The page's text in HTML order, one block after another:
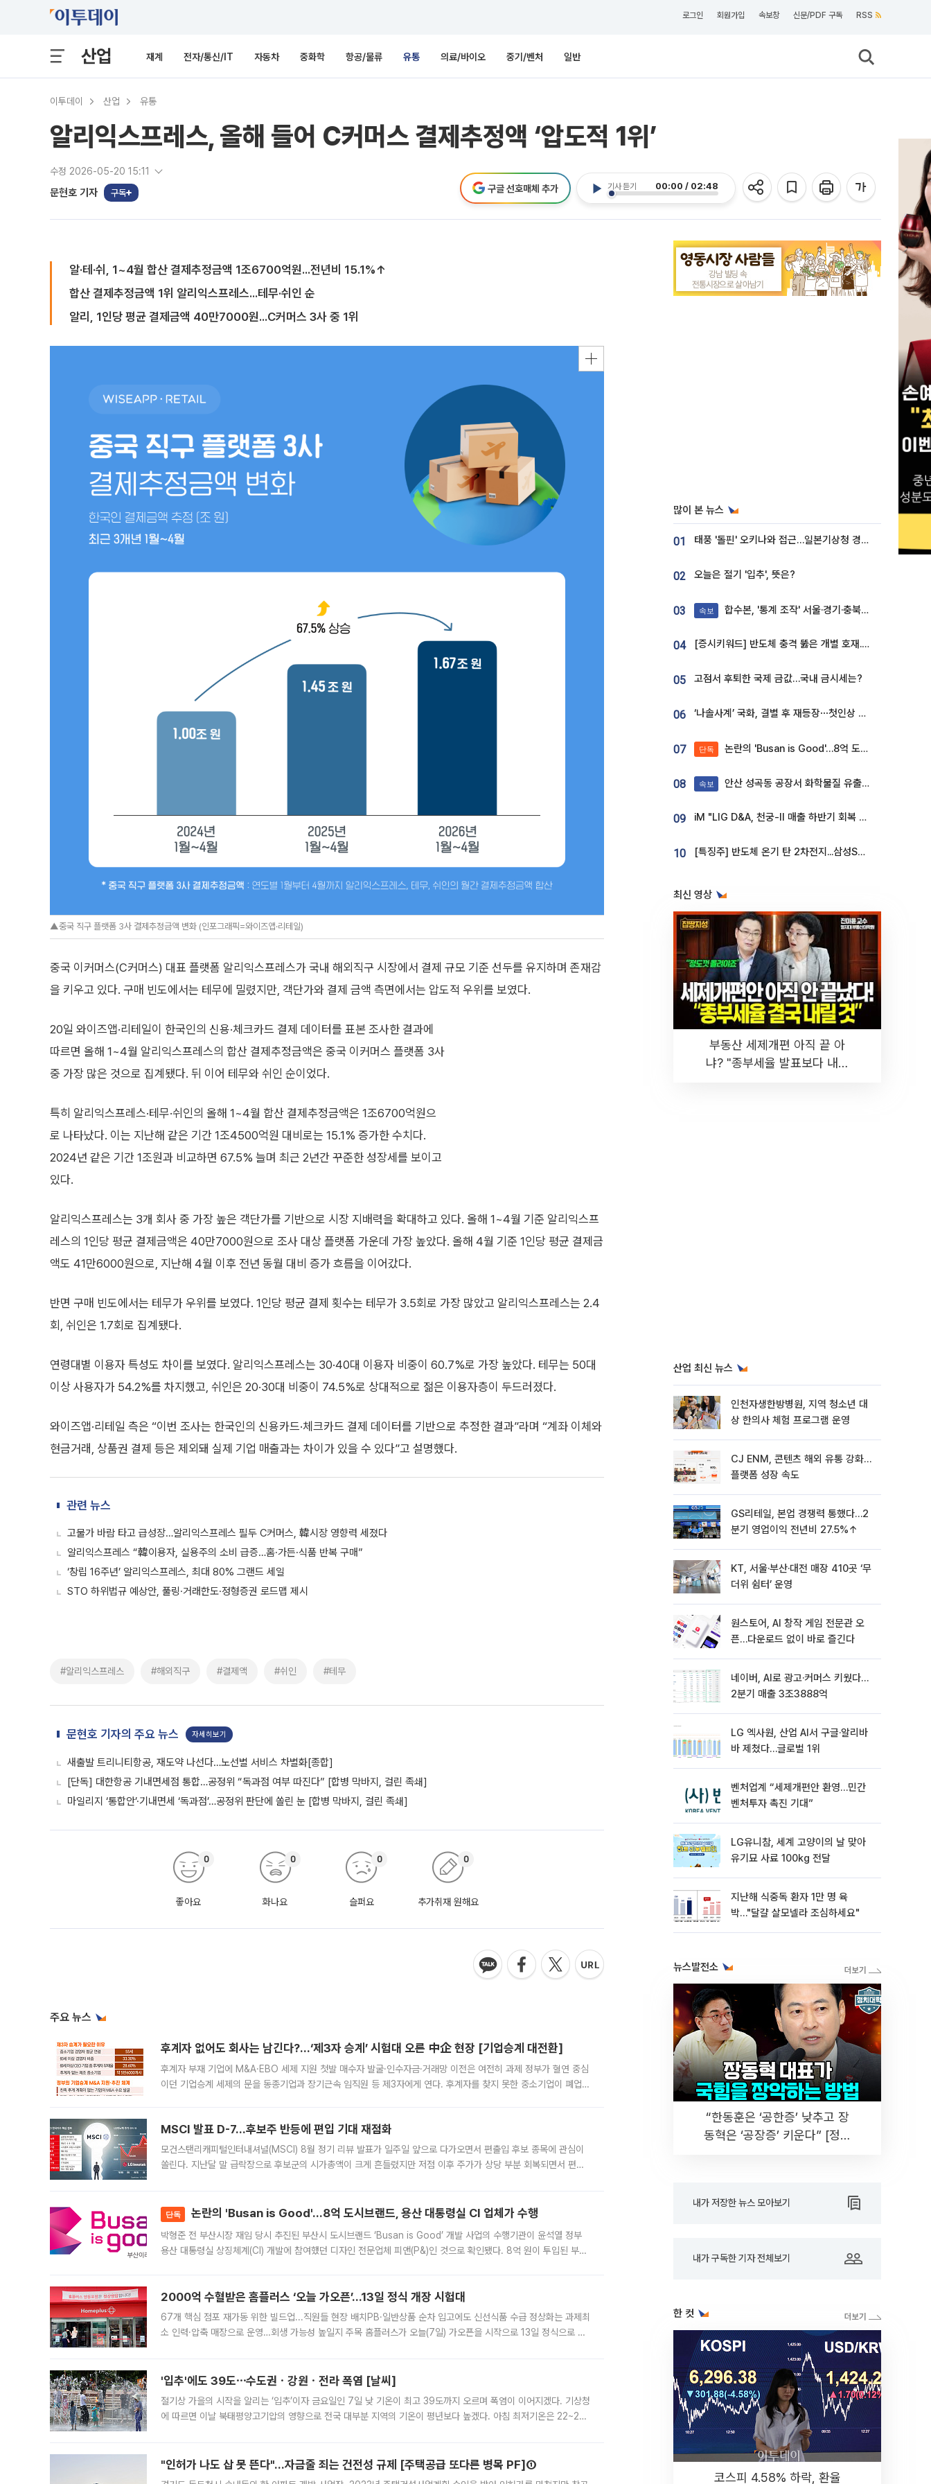
로그인 회원가입 속보창 신문/PDF 구독 RSS
산업 재계 전자/통신/IT 자동차 중화학 항공/물류 유통 의료/바이오 중기/벤처 일반
이투데이 산업 유통
알리익스프레스, 올해 들어 C커머스 결제추정액 ‘압도적 1위’
수정 2026-05-20 15:11
문현호 기자 구독
기사 듣기 00:00 / 02:48
구글 선호매체 추가
알·테·쉬, 1~4월 합산 결제추정금액 1조6700억원...전년비 15.1%↑
합산 결제추정금액 1위 알리익스프레스...테무·쉬인 순
알리, 1인당 평균 결제금액 40만7000원...C커머스 3사 중 1위
▲중국 직구 플랫폼 3사 결제추정금액 변화 (인포그래픽=와이즈앱·리테일)
중국 이커머스(C커머스) 대표 플랫폼 알리익스프레스가 국내 해외직구 시장에서 결제 규모 기준 선두를 유지하며 존재감
을 키우고 있다. 구매 빈도에서는 테무에 밀렸지만, 객단가와 결제 금액 측면에서는 압도적 우위를 보였다.
20일 와이즈앱·리테일이 한국인의 신용·체크카드 결제 데이터를 표본 조사한 결과에
따르면 올해 1~4월 알리익스프레스의 합산 결제추정금액은 중국 이커머스 플랫폼 3사
중 가장 많은 것으로 집계됐다. 뒤 이어 테무와 쉬인 순이었다.
특히 알리익스프레스·테무·쉬인의 올해 1~4월 합산 결제추정금액은 1조6700억원으
로 나타났다. 이는 지난해 같은 기간 1조4500억원 대비로는 15.1% 증가한 수치다.
2024년 같은 기간 1조원과 비교하면 67.5% 늘며 최근 2년간 꾸준한 성장세를 보이고
있다.
알리익스프레스는 3개 회사 중 가장 높은 객단가를 기반으로 시장 지배력을 확대하고 있다. 올해 1~4월 기준 알리익스프
레스의 1인당 평균 결제금액은 40만7000원으로 조사 대상 플랫폼 가운데 가장 높았다. 올해 4월 기준 1인당 평균 결제금
액도 41만6000원으로, 지난해 4월 이후 전년 동월 대비 증가 흐름을 이어갔다.
반면 구매 빈도에서는 테무가 우위를 보였다. 1인당 평균 결제 횟수는 테무가 3.5회로 가장 많았고 알리익스프레스는 2.4
회, 쉬인은 1.7회로 집계됐다.
연령대별 이용자 특성도 차이를 보였다. 알리익스프레스는 30·40대 이용자 비중이 60.7%로 가장 높았다. 테무는 50대
이상 사용자가 54.2%를 차지했고, 쉬인은 20·30대 비중이 74.5%로 상대적으로 젊은 이용자층이 두드러졌다.
와이즈앱·리테일 측은 “이번 조사는 한국인의 신용카드·체크카드 결제 데이터를 기반으로 추정한 결과”라며 “계좌 이체와
현금거래, 상품권 결제 등은 제외돼 실제 기업 매출과는 차이가 있을 수 있다”고 설명했다.
관련 뉴스
고물가 바람 타고 급성장…알리익스프레스 필두 C커머스, 韓시장 영향력 세졌다
알리익스프레스 “韓이용자, 실용주의 소비 급증…홈·가든·식품 반복 구매”
‘창립 16주년’ 알리익스프레스, 최대 80% 그랜드 세일
STO 하위법규 예상안, 풀링·거래한도·정형증권 로드맵 제시
#알리익스프레스 #해외직구 #결제액 #쉬인 #테무
문현호 기자의 주요 뉴스 자세히보기
새출발 트리니티항공, 재도약 나선다…노선별 서비스 차별화[종합]
[단독] 대한항공 기내면세점 통합…공정위 “독과점 여부 따진다” [합병 막바지, 걸린 족쇄]
마일리지 ‘통합안’·기내면세 ‘독과점’…공정위 판단에 쏠린 눈 [합병 막바지, 걸린 족쇄]
좋아요
0
화나요
0
슬퍼요
0
추가취재 원해요
0
주요 뉴스
후계자 없어도 회사는 남긴다?…‘제3자 승계’ 시험대 오른 中企 현장 [기업승계 대전환]
후계자 부재 기업에 M&A·EBO 세제 지원 첫발 매수자 발굴·인수자금·거래망 이전은 여전히 과제 정부가 혈연 중심
이던 기업승계 세제의 문을 동종기업과 장기근속 임직원 등 제3자에게 연다. 후계자를 찾지 못한 중소기업이 폐업
MSCI 발표 D-7…후보주 반등에 편입 기대 재점화
모건스탠리캐피털인터내셔널(MSCI) 8월 정기 리뷰 발표가 일주일 앞으로 다가오면서 편출입 후보 종목에 관심이
쏠린다. 지난달 말 급락장으로 후보군의 시가총액이 크게 흔들렸지만 저점 이후 주가가 상당 부분 회복되면서 편입
단독 논란의 'Busan is Good'…8억 도시브랜드, 용산 대통령실 CI 업체가 수행
박형준 전 부산시장 재임 당시 추진된 부산시 도시브랜드 ‘Busan is Good’ 개발 사업의 수행기관이 윤석열 정부
용산 대통령실 상징체계(CI) 개발에 참여했던 디자인 전문업체 피앤(P&)인 것으로 확인됐다. 8억 원이 투입된 부산
2000억 수혈받은 홈플러스 ‘오늘 가오픈’...13일 정식 개장 시험대
67개 핵심 점포 재가동 위한 빌드업...직원들 현장 배치PB·일반상품 순차 입고에도 신선식품 수급 정상화는 과제최
소 인력·압축 매장으로 운영…회생 가능성 높일지 주목 홈플러스가 오늘(7일) 가오픈을 시작으로 13일 정식으로 재
'입추'에도 39도⋯수도권ㆍ강원ㆍ전라 폭염 [날씨]
절기상 가을의 시작을 알리는 ‘입추’이자 금요일인 7일 낮 기온이 최고 39도까지 오르며 폭염이 이어지겠다. 기상청
에 따르면 이날 북태평양고기압의 영향으로 전국 대부분 지역의 기온이 평년보다 높겠다. 아침 최저기온은 22~27
"인허가 나도 삽 못 뜬다"…자금줄 죄는 건전성 규제 [주택공급 또다른 병목 PF]①
많이 본 뉴스
01 태풍 '돌핀' 오키나와 접근…일본기상청 경로 업데이트
02 오늘은 절기 '입추', 뜻은?
03 속보 합수본, '통계 조작' 서울·경기·충북 선관위 등 추가 압수수색
04 [증시키워드] 반도체 충격 뚫은 개별 호재...포스코퓨처엠·에코프로·한화솔루션 '눈길'
05 고점서 후퇴한 국제 금값…국내 금시세는?
06 ‘나솔사계’ 국화, 결별 후 재등장⋯첫인상 투표 휩쓸고 ‘인기녀’ 등극
07 단독 논란의 'Busan is Good'…8억 도시브랜드, 용산 대통령실 CI 업체가 수행
08 속보 안산 성곡동 공장서 화학물질 유출 사고 발생
09 iM "LIG D&A, 천궁-II 매출 하반기 회복 전망…방산 톱픽 유지"
10 [특징주] 반도체 온기 탄 2차전지...삼성SDI, 장 초반 7% 넘게 껑충
최신 영상
부동산 세제개편 아직 끝 아
냐? "종부세율 발표보다 내릴
산업 최신 뉴스
인천자생한방병원, 지역 청소년 대
상 한의사 체험 프로그램 운영
CJ ENM, 콘텐츠 해외 유통 강화…
플랫폼 성장 속도
GS리테일, 본업 경쟁력 통했다…2
분기 영업이익 전년비 27.5%↑
KT, 서울·부산·대전 매장 410곳 ‘무
더위 쉼터’ 운영
원스토어, AI 창작 게임 전문관 오
픈…다운로드 없이 바로 즐긴다
네이버, AI로 광고·커머스 키웠다…
2분기 매출 3조3888억
LG 엑사원, 산업 AI서 구글·알리바
바 제쳤다…글로벌 1위
벤처업계 “세제개편안 환영…민간
벤처투자 촉진 기대”
LG유니참, 세계 고양이의 날 맞아
유기묘 사료 100kg 전달
지난해 식중독 환자 1만 명 육
박…"달걀 살모넬라 조심하세요"
뉴스발전소
“한동훈은 ‘공한증’ 낮추고 장
동혁은 ‘공장증’ 키운다” [정치
내가 저장한 뉴스 모아보기
내가 구독한 기자 전체보기
한 컷
코스피 4.58% 하락, 환율